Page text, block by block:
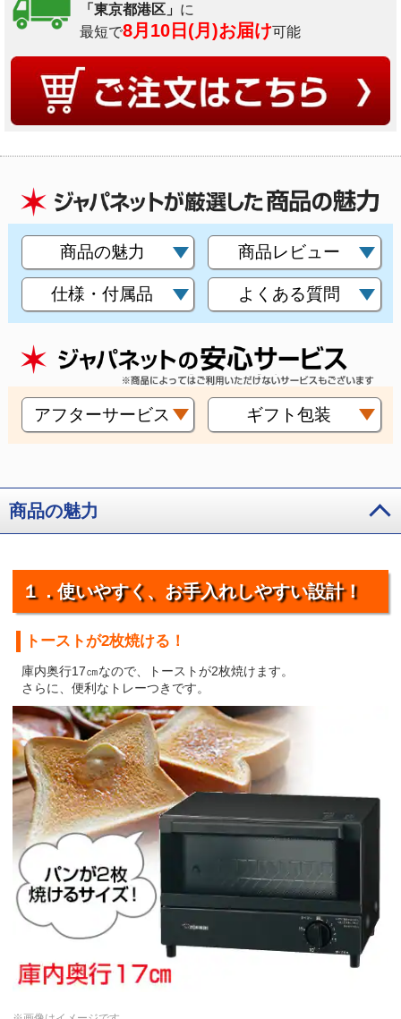
「東京都港区」 に
最短で8月10日(月)お届け可能
商品の魅力 商品レビュー
仕様・付属品 よくある質問
アフターサービス ギフト包装
商品の魅力
１．使いやすく、お手入れしやすい設計！
トーストが2枚焼ける！
庫内奥行17㎝なので、トーストが2枚焼けます。
さらに、便利なトレーつきです。